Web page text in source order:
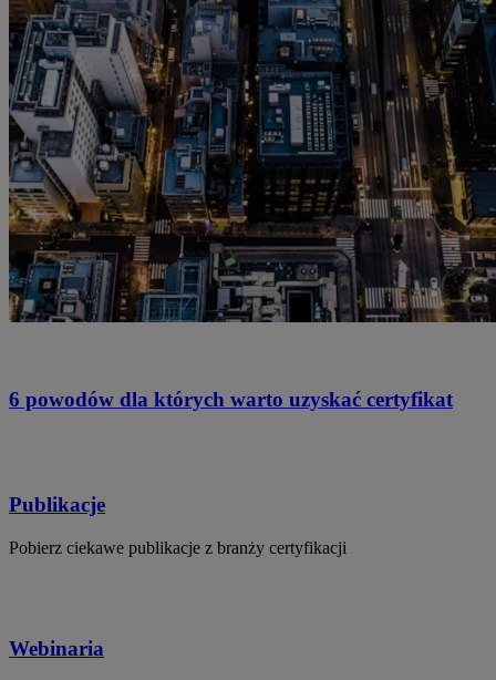
6 powodów dla których warto uzyskać certyfikat
Publikacje
Pobierz ciekawe publikacje z branży certyfikacji
Webinaria